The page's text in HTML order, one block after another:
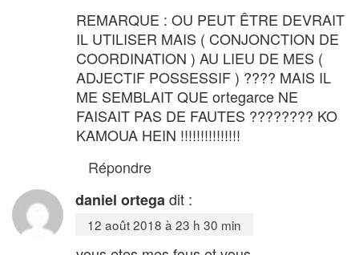
REMARQUE : OU PEUT ÊTRE DEVRAIT
IL UTILISER MAIS ( CONJONCTION DE
COORDINATION ) AU LIEU DE MES (
ADJECTIF POSSESSIF ) ???? MAIS IL
ME SEMBLAIT QUE ortegarce NE
FAISAIT PAS DE FAUTES ???????? KO
KAMOUA HEIN !!!!!!!!!!!!!!!
Répondre
daniel ortegadit :
12 août 2018 à 23 h 30 min